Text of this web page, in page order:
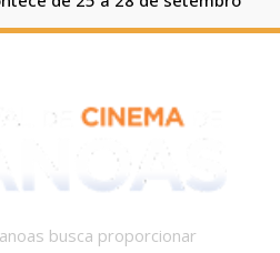
busca proporcionar